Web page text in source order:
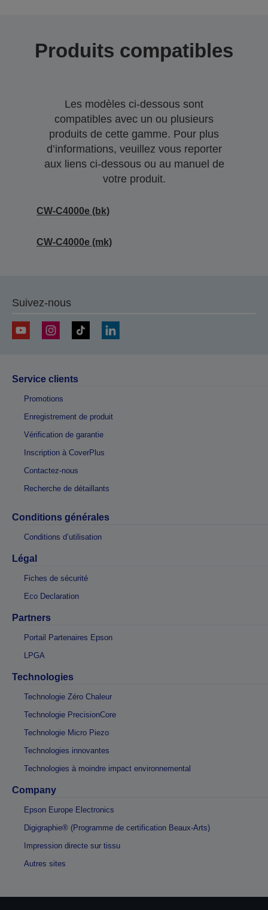
Produits compatibles
Les modèles ci-dessous sont
compatibles avec un ou plusieurs
produits de cette gamme. Pour plus
d’informations, veuillez vous reporter
aux liens ci-dessous ou au manuel de
votre produit.
CW-C4000e (bk)
CW-C4000e (mk)
Suivez-nous
Service clients
Promotions
Enregistrement de produit
Vérification de garantie
Inscription à CoverPlus
Contactez-nous
Recherche de détaillants
Conditions générales
Conditions d’utilisation
Légal
Fiches de sécurité
Eco Declaration
Partners
Portail Partenaires Epson
LPGA
Technologies
Technologie Zéro Chaleur
Technologie PrecisionCore
Technologie Micro Piezo
Technologies innovantes
Technologies à moindre impact environnemental
Company
Epson Europe Electronics
Digigraphie® (Programme de certification Beaux-Arts)
Impression directe sur tissu
Autres sites